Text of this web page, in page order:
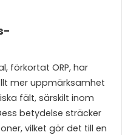
förkortat ORP, har
mer uppmärksamhet
fält, särskilt inom
betydelse sträcker
vilket gör det till en